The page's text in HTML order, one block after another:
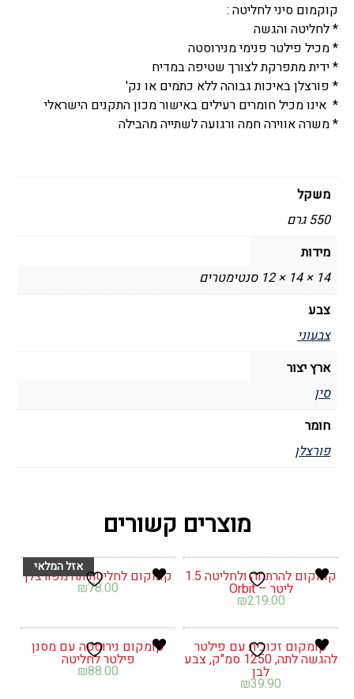
קוקמום סיני לחליטה :
* לחליטה והגשה
* מכיל פילטר פנימי מנירוסטה
* ידית מתפרקת לצורך שטיפה במדיח
* פורצלן באיכות גבוהה ללא כתמים או נק'
* אינו מכיל חומרים רעילים באישור מכון התקנים הישראלי
* משרה אווירה חמה ורגועה לשתייה מהבילה
משקל
550 גרם
מידות
14 × 14 × 12 סנטימטרים
צבע
צבעוני
ארץ יצור
סין
חומר
פורצלן
מוצרים קשורים
קומקום להרתחה ולחליטה 1.5
ליטר – Orbit
₪219.00
קומקום לחליטת תה מפורצלן
₪78.00
קומקום זכוכית עם פילטר
להגשה לתה, 1250 סמ"ק, צבע
לבן
₪39.90
קומקום נירוסטה עם מסנן
פילטר לחליטה
₪88.00